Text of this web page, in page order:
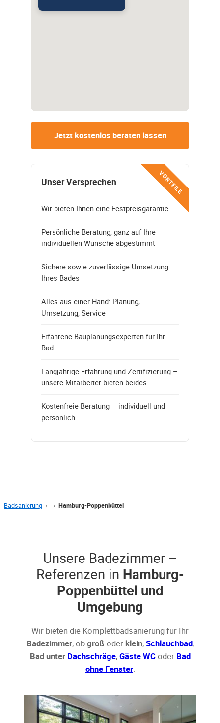
Jetzt kostenlos beraten lassen
VORTEILE
Unser Versprechen
Wir bieten Ihnen eine Festpreisgarantie
Persönliche Beratung, ganz auf Ihre
individuellen Wünsche abgestimmt
Sichere sowie zuverlässige Umsetzung
Ihres Bades
Alles aus einer Hand: Planung,
Umsetzung, Service
Erfahrene Bauplanungsexperten für Ihr
Bad
Langjährige Erfahrung und Zertifizierung –
unsere Mitarbeiter bieten beides
Kostenfreie Beratung – individuell und
persönlich
Badsanierung › › Hamburg-Poppenbüttel
Unsere Badezimmer –
Referenzen in Hamburg-
Poppenbüttel und
Umgebung
Wir bieten die Komplettbadsanierung für Ihr
Badezimmer, obgroß oder klein,Schlauchbad,
Bad unter Dachschräge,Gäste WCoder Bad
ohne Fenster.